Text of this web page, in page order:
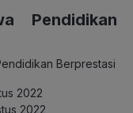
Pendidikan
Berprestasi
2022
2022